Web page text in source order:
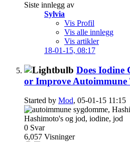
Siste innlegg av
Sylvia
Vis Profil
Vis alle innlegg
Vis artikler
18-01-15, 08:17
Does Iodine
or Improve
Started by Mod, 05-01-15 11:15
0 Svar
6,057 Visninger